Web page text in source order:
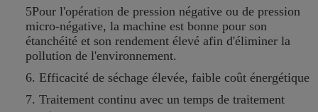
5Pour l'opération de pression négative ou de pression
micro-négative, la machine est bonne pour son
étanchéité et son rendement élevé afin d'éliminer la
pollution de l'environnement.
6. Efficacité de séchage élevée, faible coût énergétique
7. Traitement continu avec un temps de traitement